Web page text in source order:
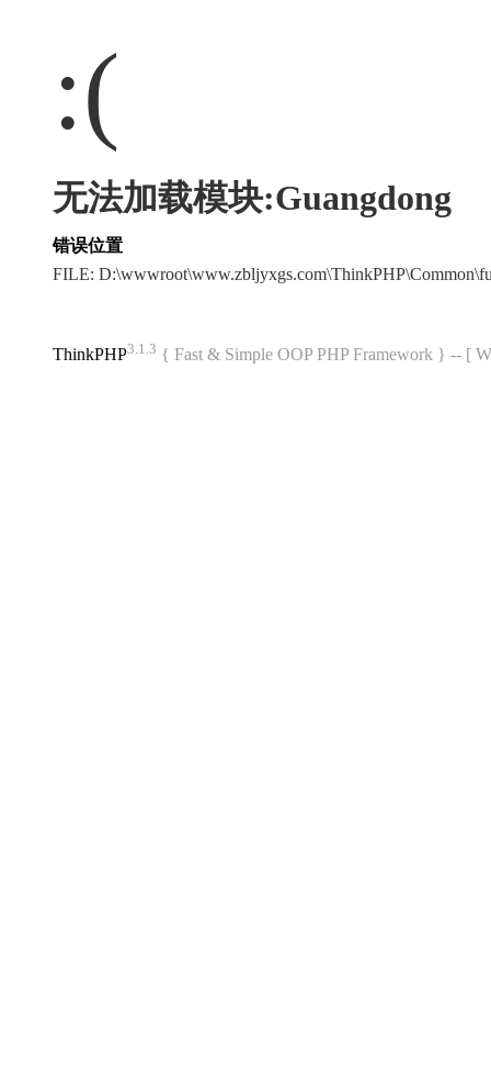
:(
无法加载模块:Guangdong
错误位置
FILE:
ThinkPHP3.1.3 { Fast & Simple OOP PHP Framework } -- [